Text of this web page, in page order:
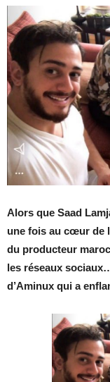
Alors que Saad
une fois au cœur de
du producteur
les réseaux
d’Aminux qui a